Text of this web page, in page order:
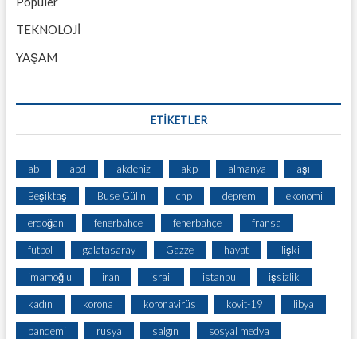
TEKNOLOJİ
YAŞAM
ETİKETLER
ab abd akdeniz akp almanya aşı
Beşiktaş Buse Gülin chp deprem ekonomi
erdoğan fenerbahce fenerbahçe fransa
futbol galatasaray Gazze hayat ilişki
imamoğlu iran israil istanbul işsizlik
kadın korona koronavirüs kovit-19 libya
pandemi rusya salgın sosyal medya